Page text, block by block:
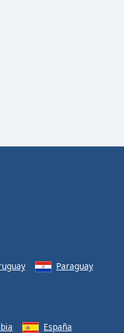
Paraguay
España